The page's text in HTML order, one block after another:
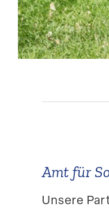
Amt für
Unsere